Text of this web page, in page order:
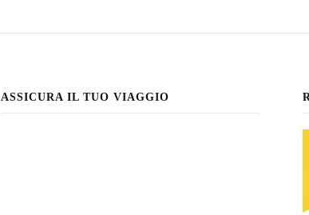
ASSICURA IL TUO VIAGGIO